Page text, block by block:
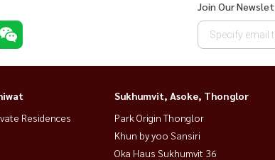
Join Our
Residences
Sukhumvit, Asoke, Thonglor
Park Origin Thonglor
Khun by yoo Sansiri
Oka Haus Sukhumvit 36